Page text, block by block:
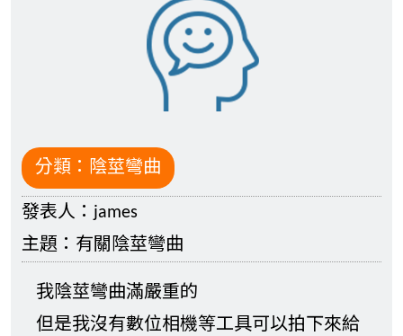
分類： 陰莖彎曲
發表人： james
主題： 有關陰莖彎曲
我陰莖彎曲滿嚴重的
但是我沒有數位相機等工具可以拍下來給